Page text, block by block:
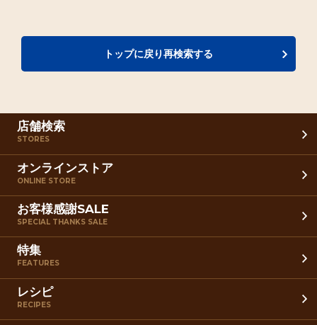
トップに戻り再検索する
店舗検索
STORES
オンラインストア
ONLINE STORE
お客様感謝SALE
SPECIAL THANKS SALE
特集
FEATURES
レシピ
RECIPES